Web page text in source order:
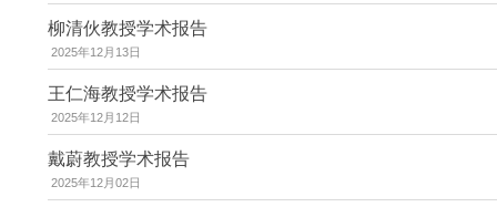
柳清伙教授学术报告
2025年12月13日
王仁海教授学术报告
2025年12月12日
戴蔚教授学术报告
2025年12月02日